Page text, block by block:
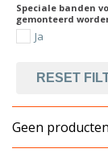
Speciale banden
gemonteerd
Ja
RESET
Geen